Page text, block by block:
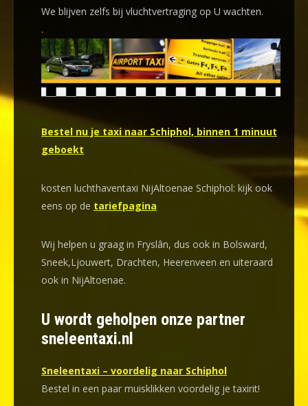
We blijven zelfs bij vluchtvertraging op U wachten.
.
Bestel nu je taxi naar Schiphol, binnen 1 minuut
geboekt
kosten luchthaventaxi NijAltoenae Schiphol: kijk ook
eens op de tariefpagina
Wij helpen u graag in Fryslân, dus ook in Bolsward,
Sneek,Ljouwert, Drachten, Heerenveen en uiteraard
ook in NijAltoenae.
U wordt geholpen onze partner
sneleentaxi.nl
Sneleentaxi – voordelig naar Schiphol
Bestel in een paar muisklikken voordelig je taxirit!